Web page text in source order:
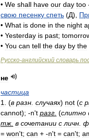
• We shall have our day too
свою песенку спеть (Д),
• What is done in the night
• Yesterday is past;
• You can tell the day by the
Русско-английский словарь
не
частица
1
. (в разн случаях) not (с
cannot); -n't разг (слитно
тж в сочетании с личн
= won't; can + -n't = can't;